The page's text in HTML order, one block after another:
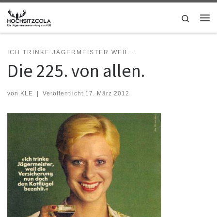
Zum Inhalt springen
Search
ICH TRINKE JÄGERMEISTER WEIL...
Die 225. von allen.
von KLE Veröffentlicht 17. März 2012